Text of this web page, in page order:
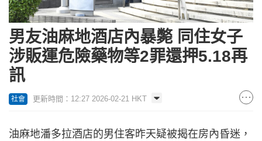
男友油麻地酒店內暴斃 同住女子
涉販運危險藥物等2罪還押5.18再
訊
社會 更新時間：12:27 2026-02-21 HKT
油麻地潘多拉酒店的男住客昨天疑被揭在房內昏迷，